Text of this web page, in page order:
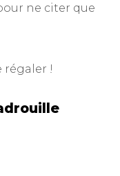
ne citer que
régaler !